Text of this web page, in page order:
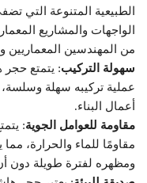
الطبيعية المتنوعة التي
الواجهات والمشاريع
من المهندسين المعماريين
سهولة التركيب: يتمتع
عملية تركيبه سهلة وسلسة،
أعمال البناء.
مقاومة للعوامل الجوية:
مقاومًا للماء والحرارة،
ومظهره لفترة طويلة دون أن